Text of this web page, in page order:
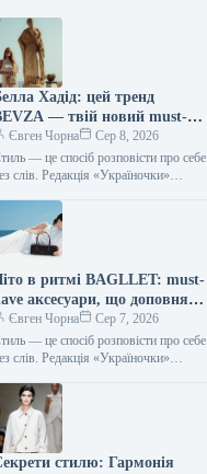
Хадід: цей тренд
— твій новий must-
сезону!
Євген Чорна
Сер 8, 2026
— це спосіб розповісти про себе
слів. Редакція «Україночки»
тенденціями, і сьогодні ми
підготували…
в ритмі BAGLLET: must-
аксесуари, що доповнять
фешн-образ
Євген Чорна
Сер 7, 2026
— це спосіб розповісти про себе
слів. Редакція «Україночки»
тенденціями, і сьогодні ми
стилю: Гармонія